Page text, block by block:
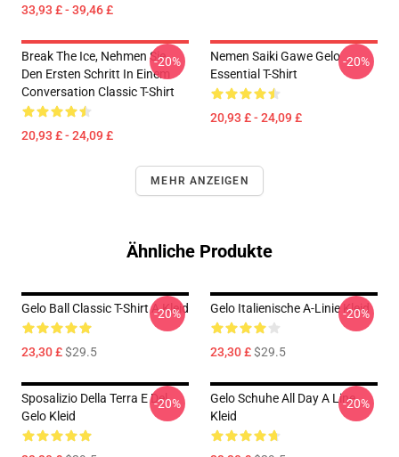
33,93 £ - 39,46 £
Break The Ice, Nehmen Sie
Den Ersten Schritt In Einem
Conversation Classic T-Shirt
20,93 £ - 24,09 £
-20%
Nemen Saiki Gawe Gelo
Essential T-Shirt
20,93 £ - 24,09 £
-20%
MEHR ANZEIGEN
Ähnliche Produkte
Gelo Ball Classic T-Shirt A Kleid
23,30 £$29.5
-20% Gelo Italienische A-Linie Kleid
23,30 £$29.5
-20%
Sposalizio Della Terra E Del
Gelo Kleid
-20%
Gelo Schuhe All Day A Line
Kleid
-20%